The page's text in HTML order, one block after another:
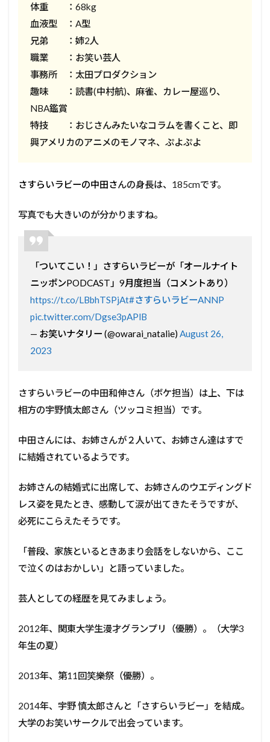
体重 ：68kg
血液型 ：A型
兄弟 ：姉2人
職業 ：お笑い芸人
事務所 ：太田プロダクション
趣味 ：読書(中村航)、麻雀、カレー屋巡り、
NBA鑑賞
特技 ：おじさんみたいなコラムを書くこと、即
興アメリカのアニメのモノマネ、ぷよぷよ
さすらいラビーの中田さんの身長は、185cmです。
写真でも大きいのが分かりますね。
「ついてこい！」さすらいラビーが「オールナイト
ニッポンPODCAST」9月度担当（コメントあり）
https://t.co/LBbhTSPjAt#さすらいラビーANNP
pic.twitter.com/Dgse3pAPlB
— お笑いナタリー (@owarai_natalie) August 26,
2023
さすらいラビーの中田和伸さん（ボケ担当）は上、下は
相方の宇野慎太郎さん（ツッコミ担当）です。
中田さんには、お姉さんが２人いて、お姉さん達はすで
に結婚されているようです。
お姉さんの結婚式に出席して、お姉さんのウエディングド
レス姿を見たとき、感動して涙が出てきたそうですが、
必死にこらえたそうです。
「普段、家族といるときあまり会話をしないから、ここ
で泣くのはおかしい」と語っていました。
芸人としての経歴を見てみましょう。
2012年、関東大学生漫才グランプリ（優勝）。（大学3
年生の夏）
2013年、第11回笑樂祭（優勝）。
2014年、宇野 慎太郎さんと「さすらいラビー」を結成。
大学のお笑いサークルで出会っています。